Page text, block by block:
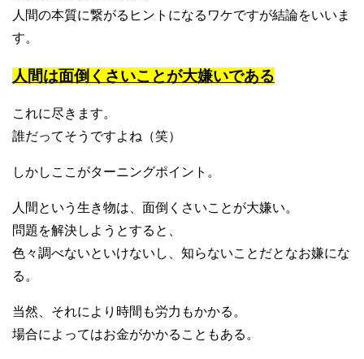
人間の本質に繋がるヒントになるワケですが結論をいいま
す。
人間は面倒くさいことが大嫌いである
これに尽きます。
誰だってそうですよね（笑）
しかしここがターニングポイント。
人間という生き物は、面倒くさいことが大嫌い。
問題を解決しようとすると、
色々調べないといけないし、知らないことだとなお嫌にな
る。
当然、それにより時間も労力もかかる。
場合によってはお金がかかることもある。